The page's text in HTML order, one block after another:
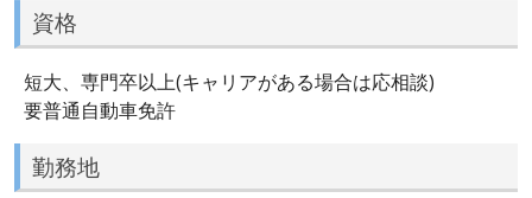
資格
短大、専門卒以上(キャリアがある場合は応相談)
要普通自動車免許
勤務地